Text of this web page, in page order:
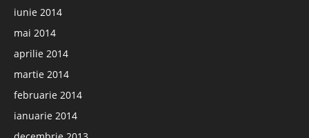
iunie 2014
mai 2014
aprilie 2014
martie 2014
februarie 2014
ianuarie 2014